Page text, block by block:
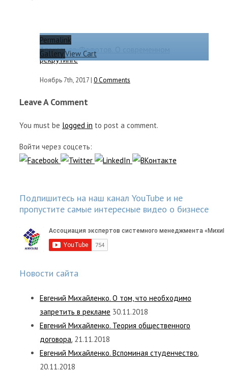
Permalink
GalleryView Cart
Александр Федотов. О современном
рекрутинге
Ноябрь 7th, 2017 | 0 Comments
Leave A Comment
You must be logged in to post a comment.
Войти через соцсеть:
Подпишитесь на наш канал YouTube и не
пропустите самые интересные видео о бизнесе
Новости сайта
Евгений Михайленко. О том, что необходимо
запретить в рекламе 30.11.2018
Евгений Михайленко. Теория общественного
договора. 21.11.2018
Евгений Михайленко. Вспоминая студенчество.
20.11.2018